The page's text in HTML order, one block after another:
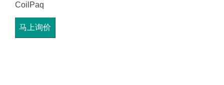
度读数以实现最佳的分辨率.
CoilPaq
马上询价